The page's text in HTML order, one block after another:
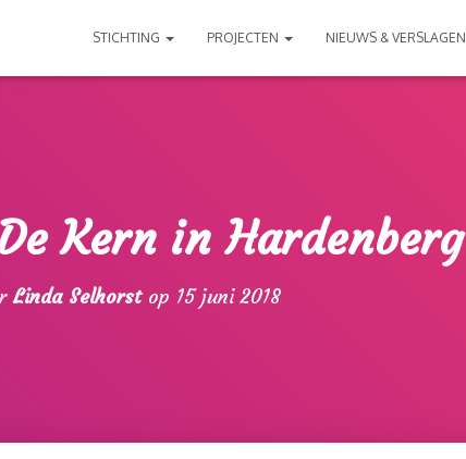
STICHTING PROJECTEN NIEUWS & VERSLAGEN
Kern in Hardenberg
Linda Selhorstop 15 juni 2018